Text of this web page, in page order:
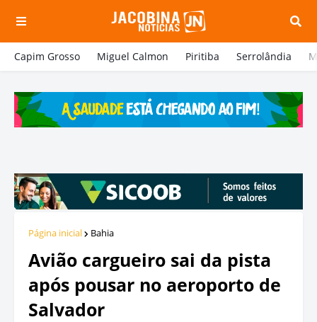
Capim Grosso Miguel Calmon Piritiba Serrolândia
Página inicial Bahia
Avião cargueiro sai da pista
após pousar no aeroporto de
Salvador